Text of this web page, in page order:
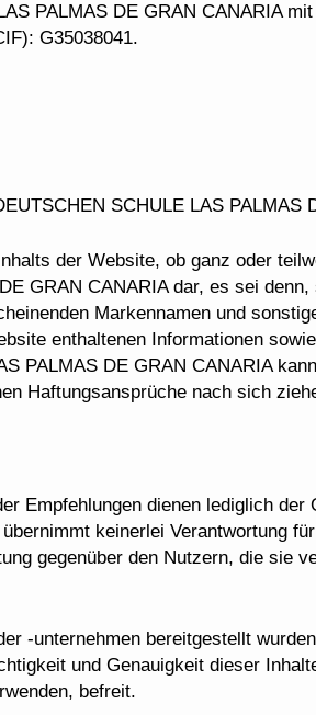
PALMAS DE GRAN CANARIA
G35038041.
SCHULE LAS PALMAS
der Website, ob ganz oder
GRAN CANARIA dar, es sei
Markennamen und
enthaltenen Informationen
PALMAS DE GRAN CANARIA
Haftungsansprüche nach sich
Empfehlungen dienen lediglich der
keinerlei Verantwortung
gegenüber den Nutzern, die sie
-unternehmen bereitgestellt
und Genauigkeit dieser
befreit.